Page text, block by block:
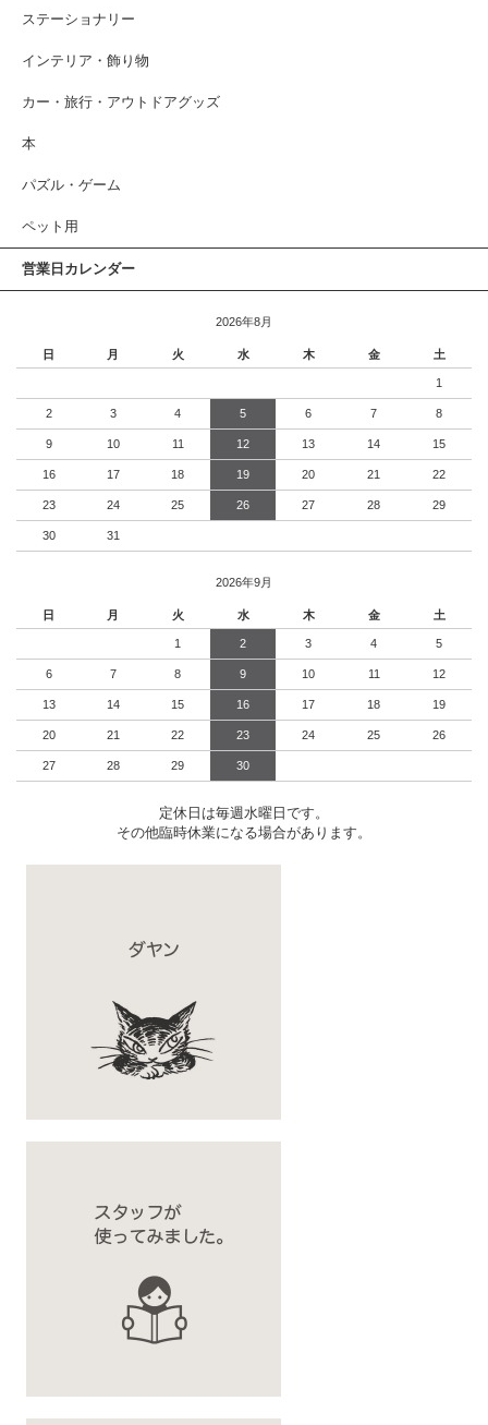
ステーショナリー
インテリア・飾り物
カー・旅行・アウトドアグッズ
本
パズル・ゲーム
ペット用
営業日カレンダー
2026年8月
日 月 火 水 木 金 土
1
2 3 4 5 6 7 8
9 10 11 12 13 14 15
16 17 18 19 20 21 22
23 24 25 26 27 28 29
30 31
2026年9月
日 月 火 水 木 金 土
1 2 3 4 5
6 7 8 9 10 11 12
13 14 15 16 17 18 19
20 21 22 23 24 25 26
27 28 29 30
定休日は毎週水曜日です。
その他臨時休業になる場合があります。